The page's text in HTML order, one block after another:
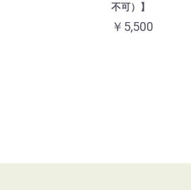
不可）】
￥5,500